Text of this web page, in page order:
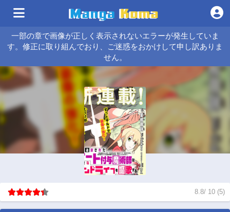
一部の章で画像が正しく表示されないエラーが発生していま
す。修正に取り組んでおり、ご迷惑をおかけして申し訳ありま
せん。
8.8/ 10 (5)